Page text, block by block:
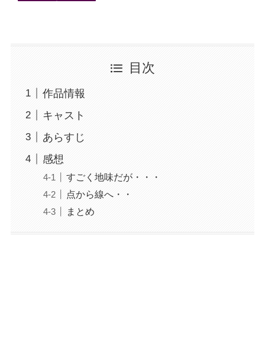
目次
作品情報
キャスト
あらすじ
感想
すごく地味だが・・・
点から線へ・・
まとめ